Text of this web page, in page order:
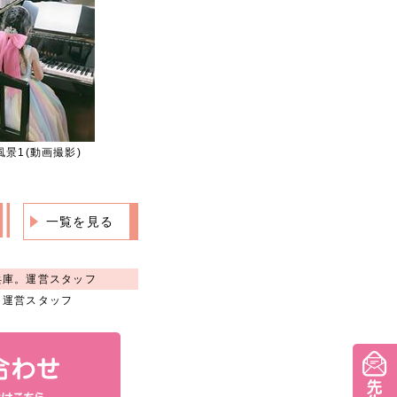
景1(動画撮影)
一覧を見る
。運営スタッフ
営スタッフ